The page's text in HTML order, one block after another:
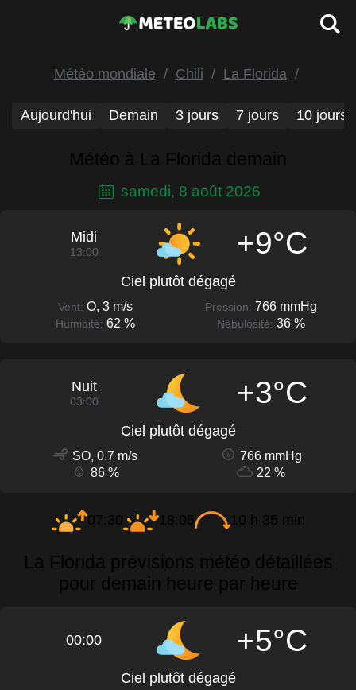
Météo mondiale Chili La Florida
Aujourd'hui Demain 3 jours 7 jours 10 jours
Météo à La Florida demain
samedi, 8 août 2026
Midi
13:00 +9°C
Ciel plutôt dégagé
Vent: O, 3 m/s Pression: 766 mmHg
Humidité: 62 % Nébulosité: 36 %
Nuit
03:00 +3°C
Ciel plutôt dégagé
SO, 0.7 m/s
766 mmHg
86 %
22 %
07:30 18:05 10 h 35 min
La Florida prévisions météo détaillées
pour demain heure par heure
00:00 +5°C
Ciel plutôt dégagé